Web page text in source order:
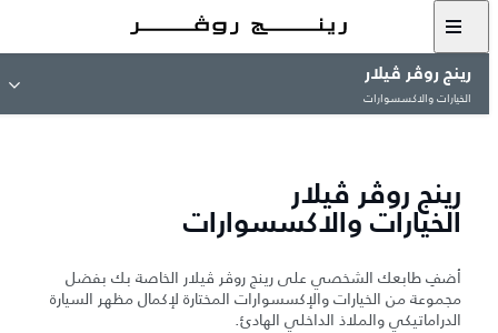
رينج روڤر ڤيلار
الخيارات والاكسسوارات
رينج روڤر ڤيلار
الخيارات والاكسسوارات
أضفِ طابعك الشخصي على رينج روڤر ڤيلار الخاصة بك بفضل
مجموعة من الخيارات والإكسسوارات المختارة لإكمال مظهر السيارة
الدراماتيكي والملاذ الداخلي الهادئ.